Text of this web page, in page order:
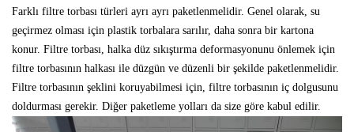
Farklı filtre torbası türleri ayrı ayrı paketlenmelidir. Genel olarak, su
geçirmez olması için plastik torbalara sarılır, daha sonra bir kartona
konur. Filtre torbası, halka düz sıkıştırma deformasyonunu önlemek için
filtre torbasının halkası ile düzgün ve düzenli bir şekilde paketlenmelidir.
Filtre torbasının şeklini koruyabilmesi için, filtre torbasının iç dolgusunu
doldurması gerekir. Diğer paketleme yolları da size göre kabul edilir.